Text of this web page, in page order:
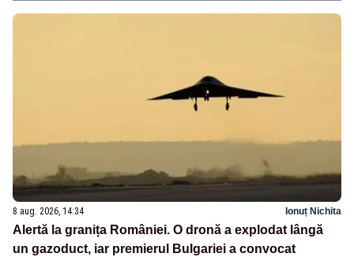
8 aug. 2026, 14:34 Ionuț Nichita
Alertă la granița României. O dronă a explodat lângă
un gazoduct, iar premierul Bulgariei a convocat